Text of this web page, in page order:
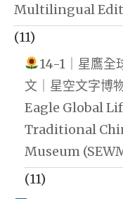
Multilingual
(11)
14-1｜星鷹全
文｜星空文字博
Eagle Global
Traditional
Museum
(11)